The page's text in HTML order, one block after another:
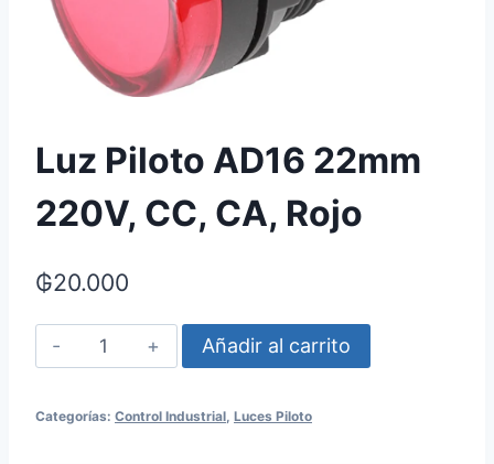
Luz Piloto AD16 22mm
220V, CC, CA, Rojo
₲20.000
Luz
Piloto
22mm
Añadir al carrito
Categorías: Control Industrial, Luces Piloto